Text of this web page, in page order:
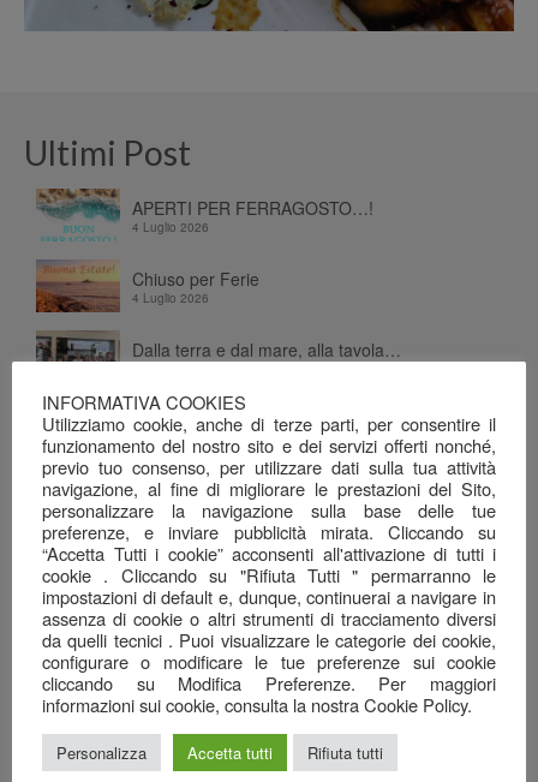
Ultimi Post
APERTI PER FERRAGOSTO…!
4 Luglio 2026
Chiuso per Ferie
4 Luglio 2026
Dalla terra e dal mare, alla tavola…
Una serata ben riuscita…
22 Giugno 2026
Il mare nel calice…
7 Giugno 2026
Anagrafica
Ristorante Pizzeria
SAN GREGORIO srl
Via Cottafavi, 11
42015 Correggio (RE)
348 3969456
0522 082778
INFORMATIVA COOKIES
Utilizziamo cookie, anche di terze parti, per consentire il
funzionamento del nostro sito e dei servizi offerti nonché,
previo tuo consenso, per utilizzare dati sulla tua attività
navigazione, al fine di migliorare le prestazioni del Sito,
personalizzare la navigazione sulla base delle tue
preferenze, e inviare pubblicità mirata. Cliccando su
“Accetta Tutti i cookie” acconsenti all'attivazione di tutti i
cookie . Cliccando su "Rifiuta Tutti " permarranno le
impostazioni di default e, dunque, continuerai a navigare in
assenza di cookie o altri strumenti di tracciamento diversi
da quelli tecnici . Puoi visualizzare le categorie dei cookie,
configurare o modificare le tue preferenze sui cookie
cliccando su Modifica Preferenze. Per maggiori
informazioni sui cookie, consulta la nostra Cookie Policy.
Personalizza Accetta tutti Rifiuta tutti